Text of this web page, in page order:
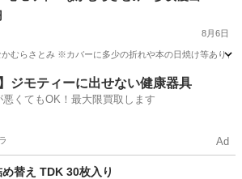
8月6日
むらさとみ ※カバーに多少の折れや本の日焼け等ありま
マンガ、コミック、アニメ
】ジモティーに出せない健康器具
悪くてもOK！最大限買取します
Ad
替え TDK 30枚入り